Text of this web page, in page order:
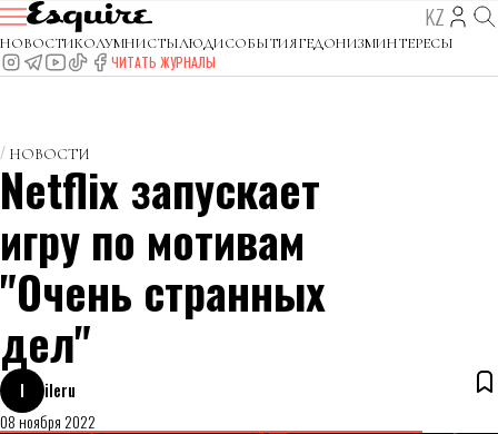
KZ
НОВОСТИКОЛУМНИСТЫЛЮДИСОБЫТИЯГЕДОНИЗМИНТЕРЕСЫ
ЧИТАТЬ ЖУРНАЛЫ
НОВОСТИ
Netflix запускает
игру по мотивам
"Очень странных
дел"
I
ileru
08 ноября 2022